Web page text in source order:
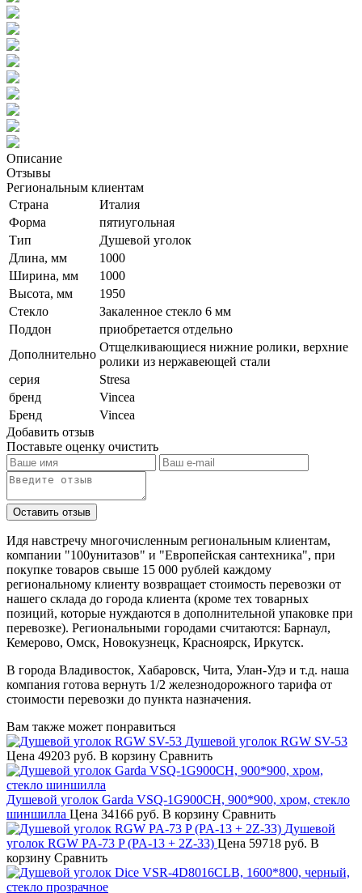
Описание
Отзывы
Региональным клиентам
Страна
Италия
Форма
пятиугольная
Тип
Душевой уголок
Длина, мм
1000
Ширина, мм
1000
Высота, мм
1950
Стекло
Закаленное стекло 6 мм
Поддон
приобретается отдельно
Дополнительно
Отщелкивающиеся нижние ролики, верхние
ролики из нержавеющей стали
серия
Stresa
бренд
Vincea
Бренд
Vincea
Добавить отзыв
Поставьте оценку очистить
Идя навстречу многочисленным региональным клиентам,
компании "100унитазов" и "Европейская сантехника", при
покупке товаров свыше 15 000 рублей каждому
региональному клиенту возвращает стоимость перевозки от
нашего склада до города клиента (кроме тех товарных
позиций, которые нуждаются в дополнительной упаковке при
перевозке). Региональными городами считаются: Барнаул,
Кемерово, Омск, Новокузнецк, Красноярск, Иркутск.
В города Владивосток, Хабаровск, Чита, Улан-Удэ и т.д. наша
компания готова вернуть 1/2 железнодорожного тарифа от
стоимости перевозки до пункта назначения.
Вам также может понравиться
Душевой уголок RGW SV-53
Цена 49203 руб. В корзину Сравнить
Душевой уголок Garda VSQ-1G900CH, 900*900, хром, стекло
шиншилла Цена 34166 руб. В корзину Сравнить
Душевой
уголок RGW PA-73 P (PA-13 + 2Z-33) Цена 59718 руб. В
корзину Сравнить